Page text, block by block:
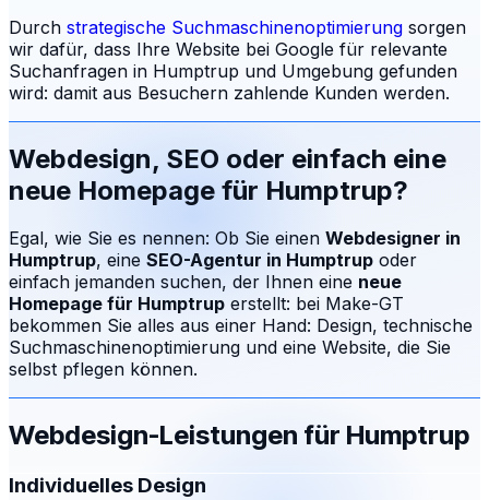
Durch strategische Suchmaschinenoptimierung sorgen
wir dafür, dass Ihre Website bei Google für relevante
Suchanfragen in Humptrup und Umgebung gefunden
wird: damit aus Besuchern zahlende Kunden werden.
Webdesign, SEO oder einfach eine
neue Homepage für Humptrup?
Egal, wie Sie es nennen: Ob Sie einen Webdesigner in
Humptrup, eine SEO-Agentur in Humptrup oder
einfach jemanden suchen, der Ihnen eine neue
Homepage für Humptrup erstellt: bei Make-GT
bekommen Sie alles aus einer Hand: Design, technische
Suchmaschinenoptimierung und eine Website, die Sie
selbst pflegen können.
Webdesign-Leistungen für Humptrup
Individuelles Design